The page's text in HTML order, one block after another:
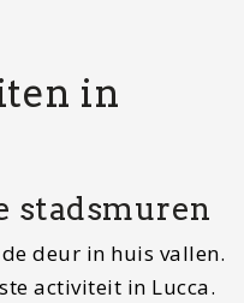
in
stadsmuren
deur in huis vallen.
activiteit in Lucca.